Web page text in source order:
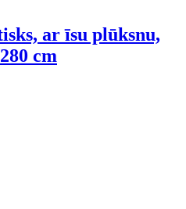
ar īsu plūksnu,
cm